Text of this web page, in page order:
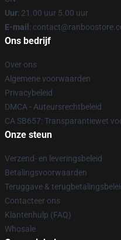
Uur: 21.00 uur 5.00 uur
E-mail :
Ons bedrijf
Over ons
Algemene voorwaarden
Privacybeleid
DMCA - Auteursrechtbeleid
CA SB657: Transparantiewet
Onze steun
Verzend- en leveringsbeleid
Betalingsvoorwaarden
Teruggave &
Contacteer ons
Klantenhulp (FAQ)
Whosale